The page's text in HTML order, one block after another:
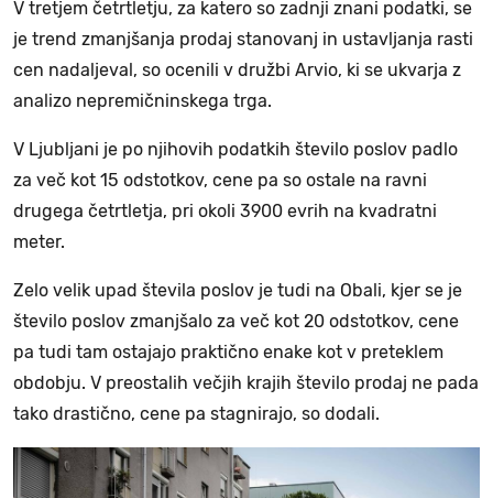
V tretjem četrtletju, za katero so zadnji znani podatki, se
je trend zmanjšanja prodaj stanovanj in ustavljanja rasti
cen nadaljeval, so ocenili v družbi Arvio, ki se ukvarja z
analizo nepremičninskega trga.
V Ljubljani je po njihovih podatkih število poslov padlo
za več kot 15 odstotkov, cene pa so ostale na ravni
drugega četrtletja, pri okoli 3900 evrih na kvadratni
meter.
Zelo velik upad števila poslov je tudi na Obali, kjer se je
število poslov zmanjšalo za več kot 20 odstotkov, cene
pa tudi tam ostajajo praktično enake kot v preteklem
obdobju. V preostalih večjih krajih število prodaj ne pada
tako drastično, cene pa stagnirajo, so dodali.